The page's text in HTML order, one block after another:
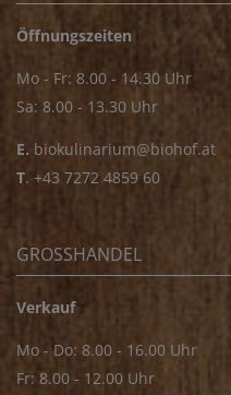
Öffnungszeiten
Mo - Fr: 8.00 - 14.30 Uhr
Sa: 8.00 - 13.30 Uhr
E. biokulinarium@biohof.at
T. +43 7272 4859 60
GROSSHANDEL
Verkauf
Mo - Do: 8.00 - 16.00 Uhr
Fr: 8.00 - 12.00 Uhr